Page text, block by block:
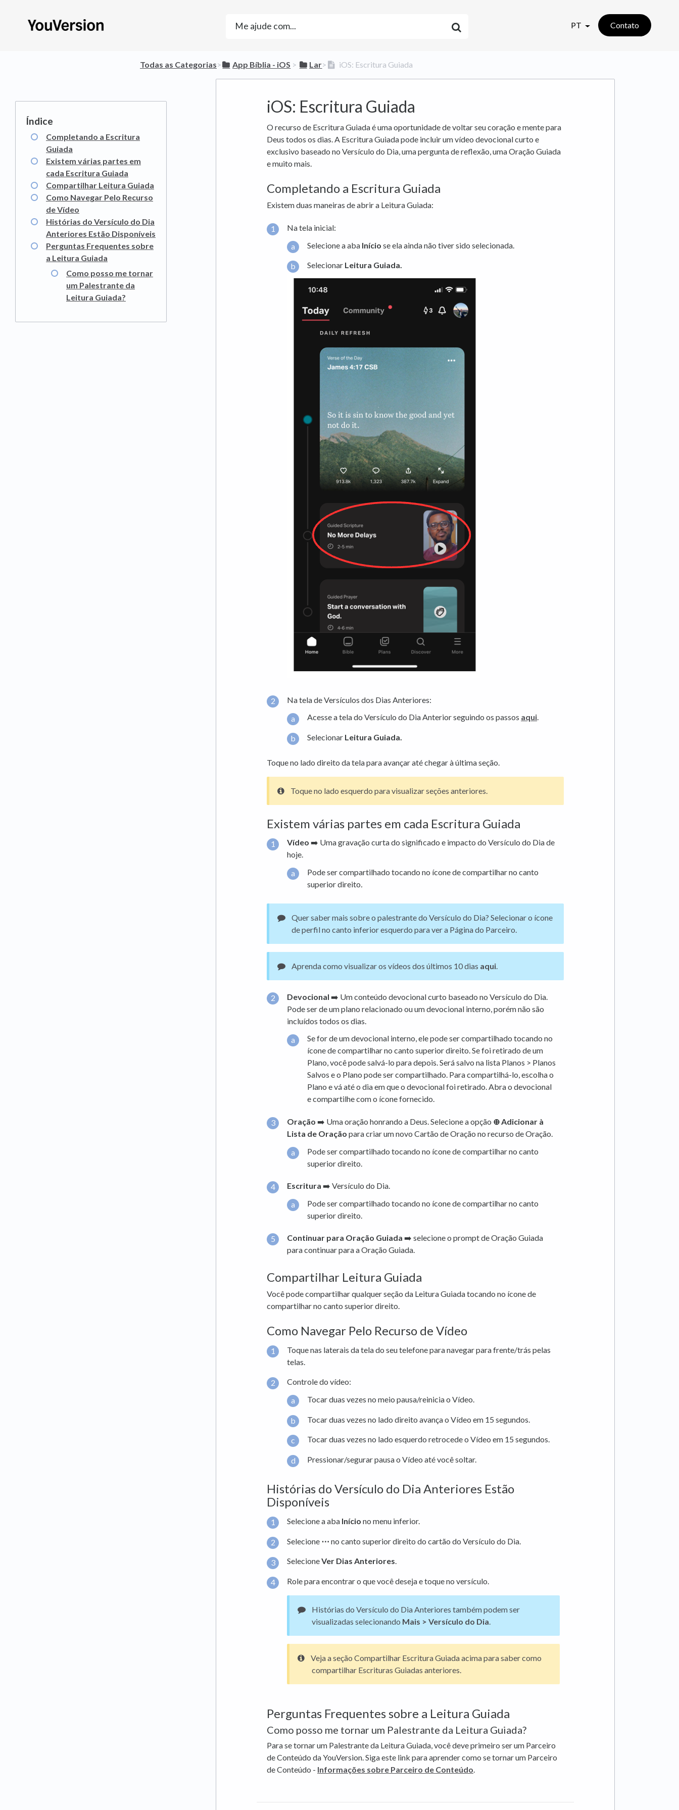
PT Contato
Todas as Categorias​>​ ​App Bíblia - iOS ​ > ​ ​Lar​>​ iOS: Escritura Guiada
iOS: Escritura Guiada
Completando a Escritura
Guiada
Existem várias partes em
cada Escritura Guiada
Compartilhar Leitura Guiada
Como Navegar Pelo Recurso
de Vídeo
Histórias do Versículo do Dia
Anteriores Estão Disponíveis
Perguntas Frequentes sobre
a Leitura Guiada
Como posso me tornar
um Palestrante da
Leitura Guiada?
O recurso de Escritura Guiada é uma oportunidade de voltar seu coração e mente para
Deus todos os dias. A Escritura Guiada pode incluir um vídeo devocional curto e
exclusivo baseado no Versículo do Dia, uma pergunta de reflexão, uma Oração Guiada
e muito mais.
Completando a Escritura Guiada
Existem duas maneiras de abrir a Leitura Guiada:
Na tela inicial:
Selecione a aba Início se ela ainda não tiver sido selecionada.
Selecionar Leitura Guiada.
Na tela de Versículos dos Dias Anteriores:
Acesse a tela do Versículo do Dia Anterior seguindo os passos aqui.
Selecionar Leitura Guiada.
Toque no lado direito da tela para avançar até chegar à última seção.
Toque no lado esquerdo para visualizar seções anteriores.
Existem várias partes em cada Escritura Guiada
Vídeo ➡️ Uma gravação curta do significado e impacto do Versículo do Dia de
hoje.
Pode ser compartilhado tocando no ícone de compartilhar no canto
superior direito.
Quer saber mais sobre o palestrante do Versículo do Dia? Selecionar o ícone
de perfil no canto inferior esquerdo para ver a Página do Parceiro.
Aprenda como visualizar os vídeos dos últimos 10 dias aqui
Devocional ➡️ Um conteúdo devocional curto baseado no Versículo do Dia.
Pode ser de um plano relacionado ou um devocional interno, porém não são
incluídos todos os dias.
Se for de um devocional interno, ele pode ser compartilhado tocando no
ícone de compartilhar no canto superior direito. Se foi retirado de um
Plano, você pode salvá-lo para depois. Será salvo na lista Planos > Planos
Salvos e o Plano pode ser compartilhado. Para compartilhá-lo, escolha o
Plano e vá até o dia em que o devocional foi retirado. Abra o devocional
e compartilhe com o ícone fornecido.
Oração ➡️ Uma oração honrando a Deus. Selecione a opção ⊕ Adicionar à
Lista de Oração para criar um novo Cartão de Oração no recurso de Oração.
Pode ser compartilhado tocando no ícone de compartilhar no canto
superior direito.
Escritura ➡️ Versículo do Dia.
Pode ser compartilhado tocando no ícone de compartilhar no canto
superior direito.
Continuar para Oração Guiada ➡️ selecione o prompt de Oração Guiada
para continuar para a Oração Guiada.
Compartilhar Leitura Guiada
Você pode compartilhar qualquer seção da Leitura Guiada tocando no ícone de
compartilhar no canto superior direito.
Como Navegar Pelo Recurso de Vídeo
Toque nas laterais da tela do seu telefone para navegar para frente/trás pelas
telas.
Controle do vídeo:
Tocar duas vezes no meio pausa/reinicia o Vídeo.
Tocar duas vezes no lado direito avança o Vídeo em 15 segundos.
Tocar duas vezes no lado esquerdo retrocede o Vídeo em 15 segundos.
Pressionar/segurar pausa o Vídeo até você soltar.
Histórias do Versículo do Dia Anteriores Estão
Disponíveis
Selecione a aba Início no menu inferior.
Selecione ⋯ no canto superior direito do cartão do Versículo do Dia.
SelecioneVer Dias Anteriores.
Role para encontrar o que você deseja e toque no versículo.
Histórias do Versículo do Dia Anteriores também podem ser
visualizadas selecionando Mais > Versículo do Dia.
Veja a seção Compartilhar Escritura Guiada acima para saber como
compartilhar Escrituras Guiadas anteriores.
Perguntas Frequentes sobre a Leitura Guiada
Como posso me tornar um Palestrante da Leitura Guiada?
Para se tornar um Palestrante da Leitura Guiada, você deve primeiro ser um Parceiro
de Conteúdo da YouVersion. Siga este link para aprender como se tornar um Parceiro
de Conteúdo - Informações sobre Parceiro de Conteúdo.